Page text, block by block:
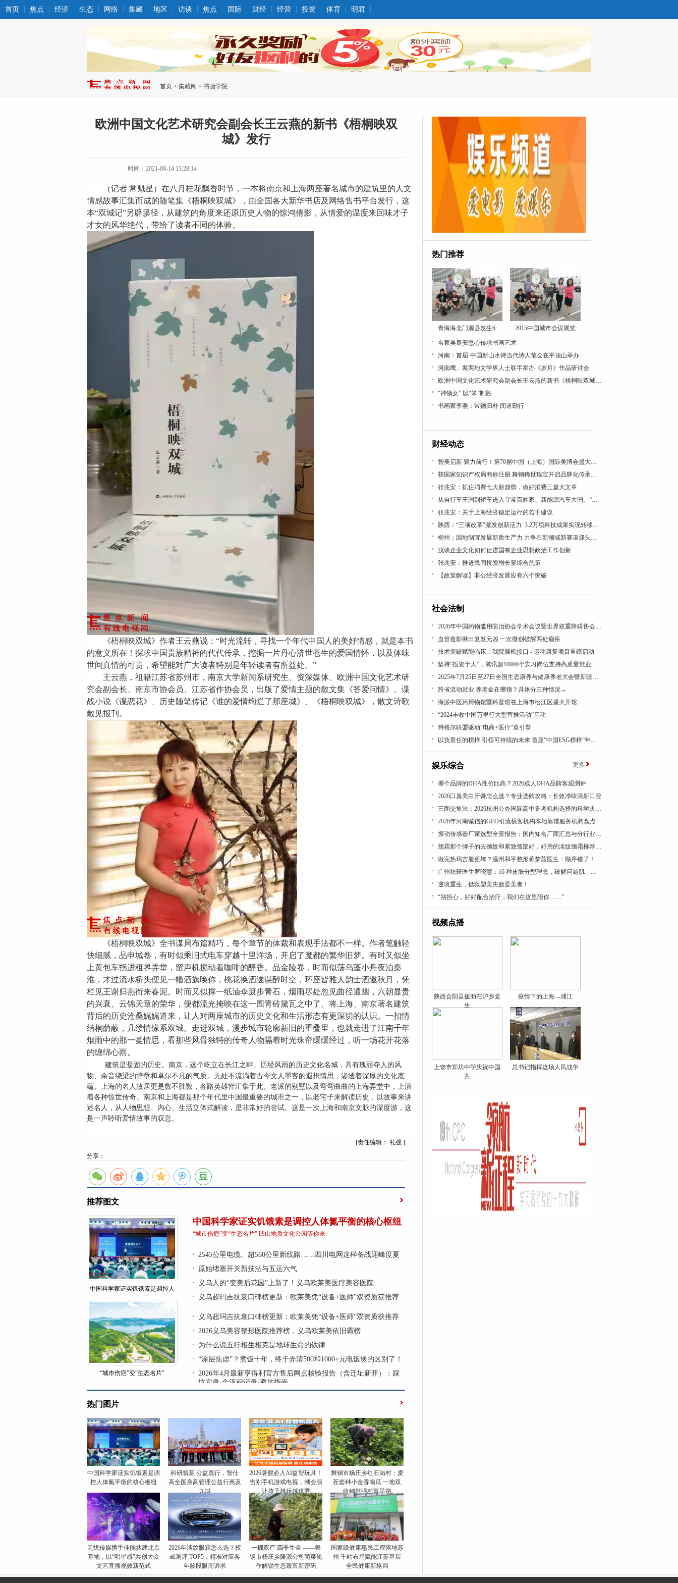
首页 焦点 经济 生态 网络 集藏 地区 访谈 焦点 国际 财经 经营 投资 体育 明君
首页 > 集藏阁 > 书画学院
欧洲中国文化艺术研究会副会长王云燕的新书《梧桐映双
城》发行
时间：2021-08-14 13:28:14
（记者 常魁星）在八月桂花飘香时节，一本将南京和上海两座著名城市的建筑里的人文
情感故事汇集而成的随笔集《梧桐映双城》，由全国各大新华书店及网络售书平台发行，这
本“双城记”另辟蹊径， 从建筑的角度来还原历史人物的惊鸿倩影，从情爱的温度来回味才子
才女的风华绝代，带给了读者不同 的体验。
《梧桐映双城》作者王云燕说： “时光流转 ， 寻找一个年代中国人的美好情感，就是本书
的意义所在！探求中国贵族精神的代代传承 ，挖掘一片丹心济世苍生的爱国情怀， 以及体味
世间真情的可贵，希望能对广大读者特别是年轻读者有所益处。 ”
王云燕 ， 祖籍江苏省苏州市，南京大学新闻系研究生 资深媒体
欧洲中国文化艺术研
究会副会长、南京市协会员 江苏省作协会员 ， 出版了爱情主题的散文集《答爱问情》
谍
战小说《谍恋花》
历史随笔传记《谁的爱情绚烂了那座城》 、《梧桐映双城》， 散文诗歌
散见报刊。
《梧桐映双城》全书谋局布篇精巧，每个章节的体裁和表现手法都不一样。作者笔触轻
快细腻，品申城卷，有时似乘旧式电车穿越十里洋场，开启了魔都的繁华旧梦。有时又似坐
上黄包车拐进租界弄堂，留声机搅动着咖啡的醇香。品金陵卷，时而似荡乌蓬小舟夜泊秦
淮，才过流水桥头便见一幡酒旗唤你，桃花换酒遂误醉时空，环座皆雅人韵士酒邀秋月，凭
栏见王谢归燕衔来春泥。时而又似撑一纸油伞踱步青石，烟雨尽处忽见曲径通幽，六朝显贵
的兴衰、云锦天章的荣华，便都流光掩映在这一围青砖黛瓦之中了。 将上海、南京著名建筑
背后的历史沧桑娓娓道来，让人对两座城市的历史文化和生活形态有更深切的认识。 一扣情
结桐荫蔽，几缕情缘系双城。走进双城， 漫步城市轮廓新旧的重叠里， 也就走进了江南千年
烟雨中的那一蔓情思， 看那些风骨独特的传奇人物隔着时光珠帘缓缓经过，听一场花开花落
的缠绵心雨。
建筑是凝固的历史。 南京，这个屹立在长江之畔、历经风雨的历史文化名城，具有瑰丽夺人的风
物、余音绕梁的辞章和卓尔不凡的气质。无处不流淌着古今文人墨客的遐想情思，渗透着深厚的文化底
蕴。上海的名人故居更是数不胜数，各路英雄皆汇集于此。老派的别墅以及弯弯曲曲的上海弄堂中，上演
着各种惊世传奇。南京和上海都是那个年代里中国最重要的城市之一，以老宅子来解读历史，以故事来讲
述名人， 从人物思想、内心、生活立体式解读， 是非常好的尝试。 这是一次上海和南京文脉的深度游，这
是一声聆听爱情故事的叹息。
[责任编辑： 礼强 ]
分享：
推荐图文
中国科学家证实饥饿素是调控人
“城市伤疤”变“生态名片”
中国科学家证实饥饿素是调控人体氮平衡的核心枢纽
“城市伤疤”变“生态名片” 凹山地质文化公园等你来
2545公里电缆、超560公里新线路……四川电网这样备战迎峰度夏
原始堵塞开关新技法与五运六气
义乌人的“变美后花园”上新了！义乌欧莱美医疗美容医院
义乌超玛吉抗衰口碑榜更新：欧莱美凭“设备+医师”双资质获推荐
义乌超玛吉抗衰口碑榜更新：欧莱美凭“设备+医师”双资质获推荐
2026义乌美容整形医院推荐榜，义乌欧莱美依旧霸榜
为什么说五行相生相克是地球生命的铁律
“涂层焦虑”？煮饭十年，终于弄清500和1000+元电饭煲的区别了！
2026年4月最新亨得利官方售后网点核验报告（含迁址新开）：踩
坑实录·全流程记录·避坑指南
热门图片
中国科学家证实饥饿素是调
控人体氮平衡的核心枢纽
科研筑基 公益践行，智仕
高全国身高管理公益行惠及
九城
2026暑假必入AI益智玩具！
告别手机游戏电视，潮会演
让孩子越玩越优秀
舞钢市杨庄乡红石岗村：麦
茬套种小金香南瓜 一地双
收铺就强村富民路
无忧传媒携手佳能共建北京
基地，以“明星感”共创大众
文艺直播视效新范式
​2026年淡纹眼霜怎么选？权
威测评 TOP5，精准对应各
年龄段眼周诉求
一棚双产 四季生金 ——舞
钢市杨庄乡隆源公司菌菜轮
作解锁生态致富新密码
国家级健康惠民工程落地苏
州 千站布局赋能江苏基层
全民健康新格局
热门推荐
青海海北门源县发生6. 2015中国城市会议展览
名家吴良安悉心传承书画艺术
河南：首届·中国新山水诗当代诗人笔会在平顶山举办
河南鹰、襄两地文学界人士联手举办《岁月》作品研讨会
欧洲中国文化艺术研究会副会长王云燕的新书《梧桐映双城》发行
“神物女” 以“笨”制胜
书画家李燕：常德归朴 闻道勤行
财经动态
智美启新 聚力前行！第70届中国（上海）国际美博会盛大开幕
获国家知识产权局商标注册 舞钢稀世瑰宝开启品牌化传承新篇
张兆安：抓住消费七大新趋势，做好消费三篇大文章
从自行车王国到轿车进入寻常百姓家、新能源汽车大国、“低空经济”看“汽车文化”理论的引领作用
张兆安：关于上海经济稳定运行的若干建议
陕西：“三项改革”激发创新活力 3.2万项科技成果实现转移转化
柳州：因地制宜发展新质生产力 力争在新领域新赛道迎头赶上
浅谈企业文化如何促进国有企业思想政治工作创新
张兆安：推进民间投资增长要综合施策
【政策解读】非公经济发展应有六个突破
社会法制
2026年中国药物滥用防治协会学术会议暨世界双重障碍协会年会在沪召开
血管造影揪出复发元凶 一次微创破解两处痼疾
技术突破赋能临床：我院脑机接口 - 运动康复项目重磅启动
坚持“投资于人”，腾讯超10000个实习岗位支持高质量就业
2025年7月25日至27日全国生态康养与健康养老大会暨新疆昭苏康养旅游文化活动成功举办
跨省流动就业 养老金在哪领？具体分三种情况→
海派中医药博物馆暨科普馆在上海市松江区盛大开馆
“2024丰收中国万里行大型宣推活动”启动
特格尔联盟驱动“电商+医疗”双引擎
以负责任的榜样 引领可持续的未来 首届“中国ESG榜样”年度盛典成功举办
娱乐综合 更多
哪个品牌的DHA性价比高？2026成人DHA品牌客观测评
​2026口臭美白牙膏怎么选？专业选购攻略：长效净味清新口腔
三圈交集法：2026杭州公办国际高中备考机构选择的科学决策路径
2026年河南诚信的GEO引流获客机构本地靠谱服务机构盘点
振动传感器厂家选型全景报告：国内知名厂商汇总与分行业应用差异深度解析
颈霜那个牌子的去颈纹和紧致颈部好，好用的淡纹颈霜推荐，成分党闭眼入，紧致抗皱有效
做完热玛吉脸更垮？温州和平整形蒋梦茹医生：顺序错了！
广州祛斑医生罗晓慧：16 种皮肤分型理念，破解问题肌、疑难色素管理困局
逆境重生，拯救塑美失败爱美者！
“别担心，好好配合治疗，我们在这里陪你……”
视频点播
陕西合阳县援助在沪乡党
生
疫情下的上海---浦江
上饶市郑坊中学庆祝中国
共
总书记指挥这场人民战争
—